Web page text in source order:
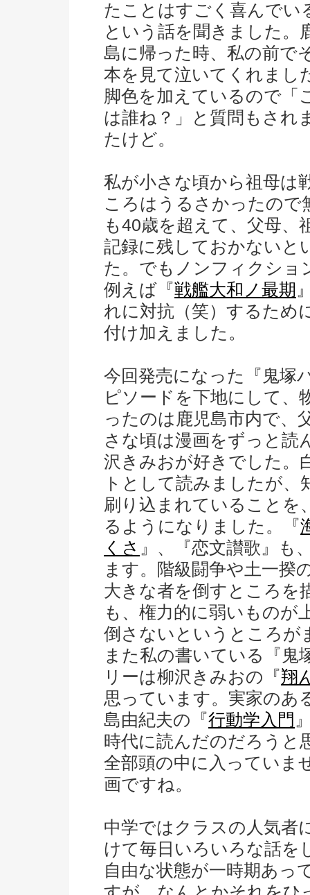
たことはすごく喜んでい
という話を聞きました。
島に帰った時、私の前で
本を見て泣いてくれまし
脚色を加えているので「
は誰ね？」と質問もされ
たけど。
私が小さな頃から祖母は
ころはうるさかったので
も40歳を超えて、父母
記録に残しておかないと
た。でもノンフィクショ
例えば『戦艦大和ノ最期
れに対抗（笑）するため
付け加えました。
今回発売になった『鬼塚
ピソードを下地にして、
ったのは鹿児島市内で、
さな頃は漫画をずっと読
沢きみおが好きでした。
トとして読みましたが
刷り込まれていることを
るようになりました。『
くさ 』、『恋文讃歌』も
ます。階級闘争や土一揆
大きな者を倒すところを
も、権力的に弱いものが
倒さないというところが
また私の書いている『鬼
リーは柳沢きみおの『翔
思っています。実家のあ
島由紀夫の『行動学入門
時代に読んだのだろうと
全部頭の中に入っていま
画ですね。
中学ではクラスの人気者
けて毎日いろいろな話を
自由な状態が一時期あっ